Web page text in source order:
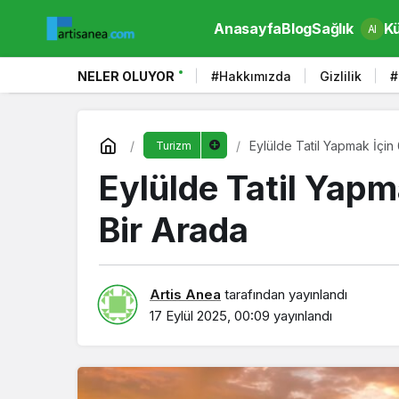
AnasayfaBlogSağlık AI
NELER OLUYOR #Hakkımızda Gizlilik
Turizm Eylülde Tatil Yapmak
Eylülde Tatil
Bir Arada
Artis Anea tarafından yayınlandı
17 Eylül 2025, 00:09 yayınlandı